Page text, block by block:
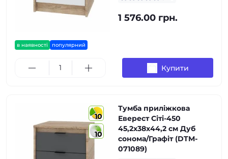
в наявності популярний
1 576.00 грн.
Купити
10
10
Тумба приліжкова
Еверест Сіті-450
45,2х38х44,2 см Дуб
сонома/Графіт (DTM-
071089)